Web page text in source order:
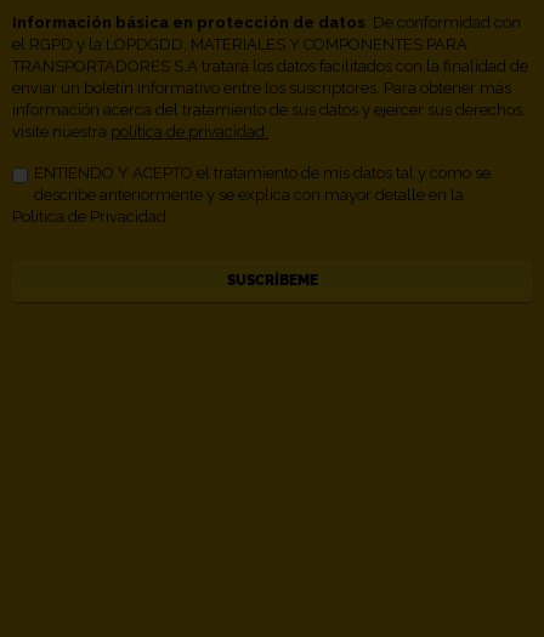
Información básica en protección de datos . De conformidad con
el RGPD y la LOPDGDD, MATERIALES Y COMPONENTES PARA
TRANSPORTADORES S.A tratará los datos facilitados con la finalidad de
enviar un boletín informativo entre los suscriptores. Para obtener más
información acerca del tratamiento de sus datos y ejercer sus derechos,
visite nuestra política de privacidad.
ENTIENDO Y ACEPTO el tratamiento de mis datos tal y como se
describe anteriormente y se explica con mayor detalle en la
Política de Privacidad.